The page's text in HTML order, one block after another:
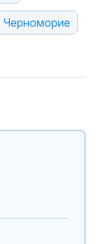
Черноморие